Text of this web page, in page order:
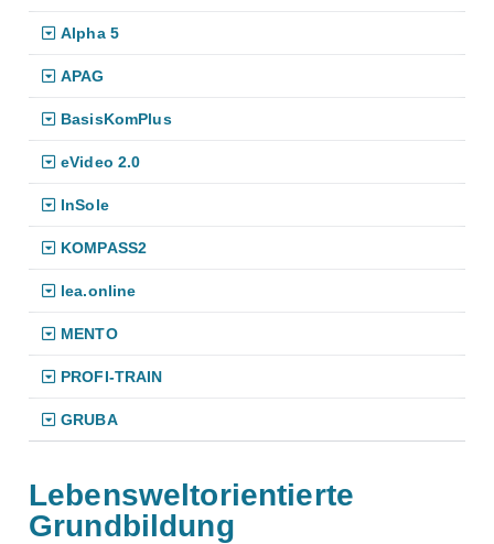
Alpha 5
APAG
BasisKomPlus
eVideo 2.0
InSole
KOMPASS2
lea.online
MENTO
PROFI-TRAIN
GRUBA
Lebensweltorientierte
Grundbildung